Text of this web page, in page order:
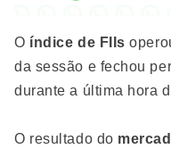
O índice de FIIs
da sessão e fechou
durante a última hora
O resultado do